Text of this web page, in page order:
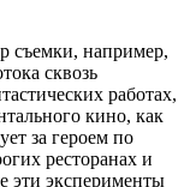
съемки, например,
сквозь
работах,
кино, как
за героем по
ресторанах и
эти эксперименты